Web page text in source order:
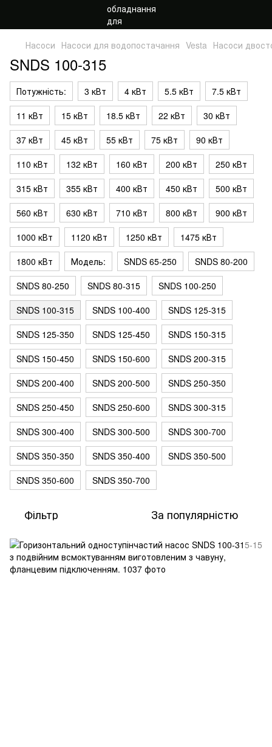
Насоси Насоси для водопостачання Vesta Насоси
SNDS 100-315
Потужність: 3 кВт 4 кВт 5.5 кВт
7.5 кВт
11 кВт
15 кВт 18.5 кВт 22 кВт
30 кВт
37 кВт
45 кВт 55 кВт 75 кВт
90 кВт
110 кВт
132 кВт 160 кВт 200 кВт
250 кВт
315 кВт
355 кВт 400 кВт 450 кВт
500 кВт
560 кВт
630 кВт 710 кВт 800 кВт
900 кВт
1000 кВт
1120 кВт 1250 кВт
1475 кВт
1800 кВт
Модель: SNDS 65-250
SNDS 80-200
SNDS 80-250
SNDS 80-315
SNDS 100-250
SNDS 100-315
SNDS 100-400
SNDS 125-315
SNDS 125-350
SNDS 125-450
SNDS 150-315
SNDS 150-450
SNDS 150-600
SNDS 200-315
SNDS 200-400
SNDS 200-500
SNDS 250-350
SNDS 250-450
SNDS 250-600
SNDS 300-315
SNDS 300-400
SNDS 300-500
SNDS 300-700
SNDS 350-350
SNDS 350-400
SNDS 350-500
SNDS 350-600
SNDS 350-700
Фільтр За популярністю